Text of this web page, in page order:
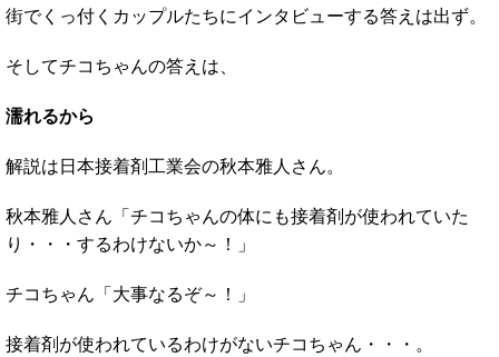
街でくっ付くカップルたちにインタビューする答えは出ず。
そしてチコちゃんの答えは、
濡れるから
解説は日本接着剤工業会の秋本雅人さん。
秋本雅人さん「チコちゃんの体にも接着剤が使われていた
り・・・するわけないか～！」
チコちゃん「大事なるぞ～！」
接着剤が使われているわけがないチコちゃん・・・。